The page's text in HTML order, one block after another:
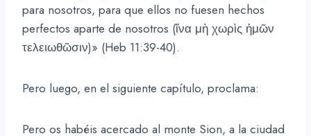
para nosotros, para que ellos no fuesen hechos
perfectos aparte de nosotros (ἵνα μὴ χωρὶς ἡμῶν
τελειωθῶσιν)» (Heb 11:39-40).
Pero luego, en el siguiente capítulo, proclama:
Pero os habéis acercado al monte Sion, a la ciudad